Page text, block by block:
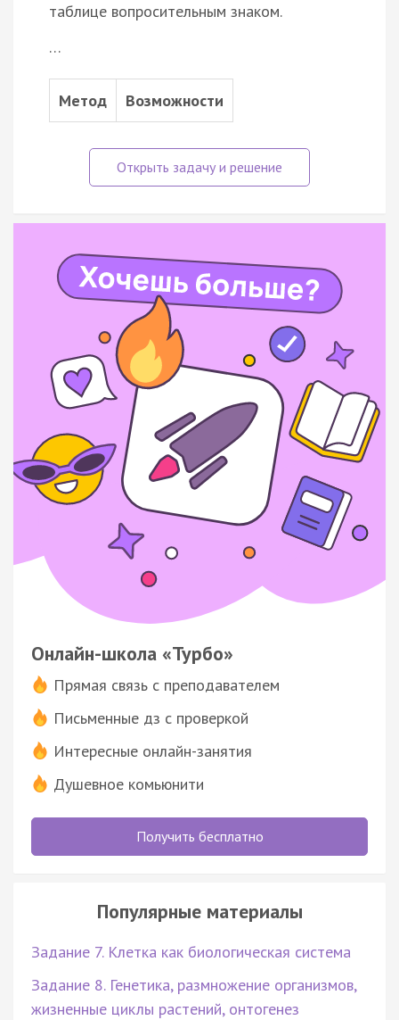
таблице вопросительным знаком.
…
Метод Возможности
Онлайн-школа «Турбо»
Прямая связь с преподавателем
Письменные дз с проверкой
Интересные онлайн-занятия
Душевное комьюнити
Получить бесплатно
Популярные материалы
Задание 7. Клетка как биологическая система
Задание 8. Генетика, размножение организмов,
жизненные циклы растений, онтогенез